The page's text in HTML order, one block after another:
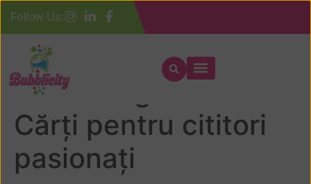
Follow Us:
Minunile gandului –
Cărți pentru cititori
pasionați